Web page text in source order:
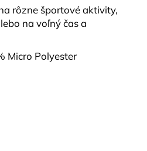
rôzne športové aktivity,
na voľný čas a
Micro Polyester